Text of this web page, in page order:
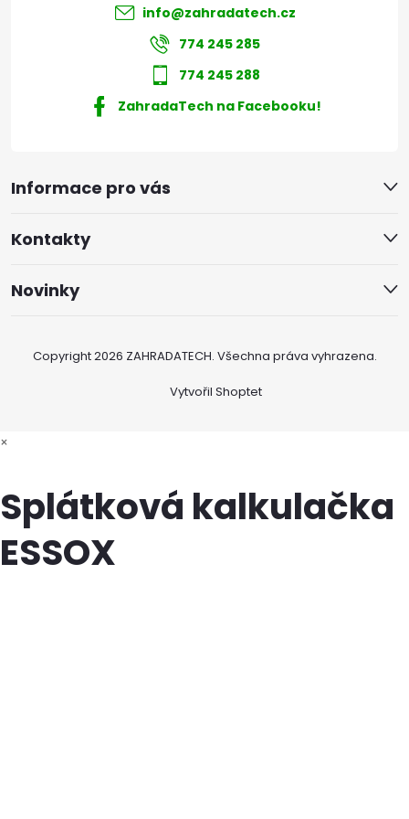
Informace pro vás
Kontakty
Novinky
info@zahradatech.cz
774 245 285
774 245 288
ZahradaTech na Facebooku!
Vytvořil Shoptet
Copyright 2026 ZAHRADATECH. Všechna práva vyhrazena.
×
Splátková kalkulačka
ESSOX